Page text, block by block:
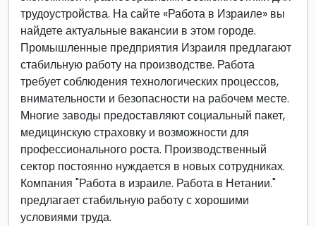
трудоустройства. На сайте «Работа в Израиле» вы
найдете актуальные вакансии в этом городе.
Промышленные предприятия Израиля предлагают
стабильную работу на производстве. Работа
требует соблюдения технологических процессов,
внимательности и безопасности на рабочем месте.
Многие заводы предоставляют социальный пакет,
медицинскую страховку и возможности для
профессионального роста. Производственный
сектор постоянно нуждается в новых сотрудниках.
Компания "Работа в израиле. Работа в Нетании."
предлагает стабильную работу с хорошими
условиями труда.